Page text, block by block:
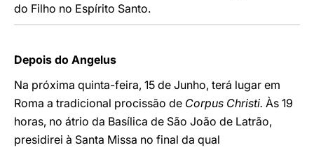
do Filho no Espírito Santo.
Depois do Angelus
Na próxima quinta-feira, 15 de Junho, terá lugar em
Roma a tradicional procissão de Corpus Christi. Às 19
horas, no átrio da Basílica de São João de Latrão,
presidirei à Santa Missa no final da qual